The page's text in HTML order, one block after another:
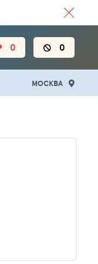
0 0
МОСКВА